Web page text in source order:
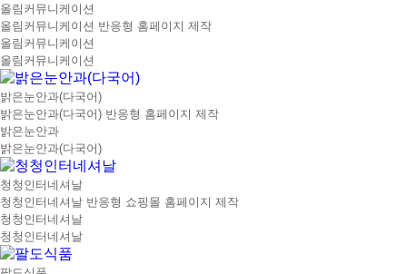
올림커뮤니케이션
올림커뮤니케이션 반응형 홈페이지 제작
올림커뮤니케이션
올림커뮤니케이션
밝은눈안과(다국어)
밝은눈안과(다국어) 반응형 홈페이지 제작
밝은눈안과
밝은눈안과(다국어)
청청인터네셔날
청청인터네셔날 반응형 쇼핑몰 홈페이지 제작
청청인터네셔날
청청인터네셔날